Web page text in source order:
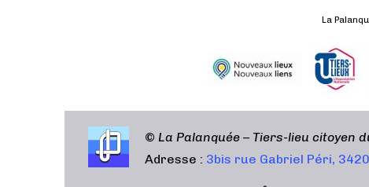
La
© La Palanquée – Tiers-lieu citoyen
Adresse : 3bis rue Gabriel Péri,